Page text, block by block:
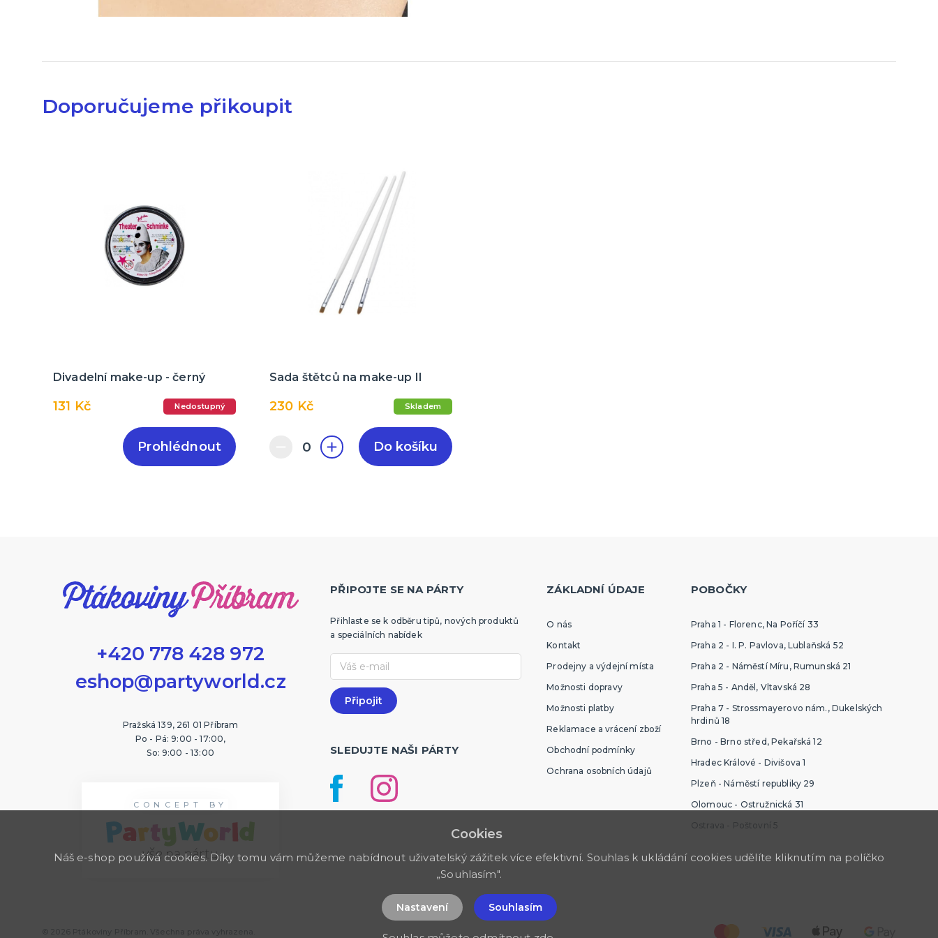
Doporučujeme přikoupit
Divadelní make-up - černý
131 Kč Nedostupný
Prohlédnout
Sada štětců na make-up II
230 Kč Skladem
Do košíku
+420 778 428 972
eshop@partyworld.cz
Pražská 139, 261 01 Příbram
Po - Pá: 9:00 - 17:00,
So: 9:00 - 13:00
CONCEPT BY
PŘIPOJTE SE NA PÁRTY
Přihlaste se k odběru tipů, nových produktů
a speciálních nabídek
SLEDUJTE NAŠI PÁRTY
ZÁKLADNÍ ÚDAJE
O nás
Kontakt
Prodejny a výdejní místa
Možnosti dopravy
Možnosti platby
Reklamace a vrácení zboží
Obchodní podmínky
Ochrana osobních údajů
POBOČKY
Praha 1 - Florenc, Na Poříčí 33
Praha 2 - I. P. Pavlova, Lublaňská 52
Praha 2 - Náměstí Míru, Rumunská 21
Praha 5 - Anděl, Vltavská 28
Praha 7 - Strossmayerovo nám., Dukelských
hrdinů 18
Brno - Brno střed, Pekařská 12
Hradec Králové - Divišova 1
Plzeň - Náměstí republiky 29
Olomouc - Ostružnická 31
Ostrava - Poštovní 5
© 2026 Ptákoviny Příbram. Všechna práva vyhrazena.
Cookies
Náš e-shop používá cookies. Díky tomu vám můžeme nabídnout uživatelský zážitek více efektivní. Souhlas k ukládání cookies udělíte kliknutím na políčko
„Souhlasím".
Nastavení Souhlasím